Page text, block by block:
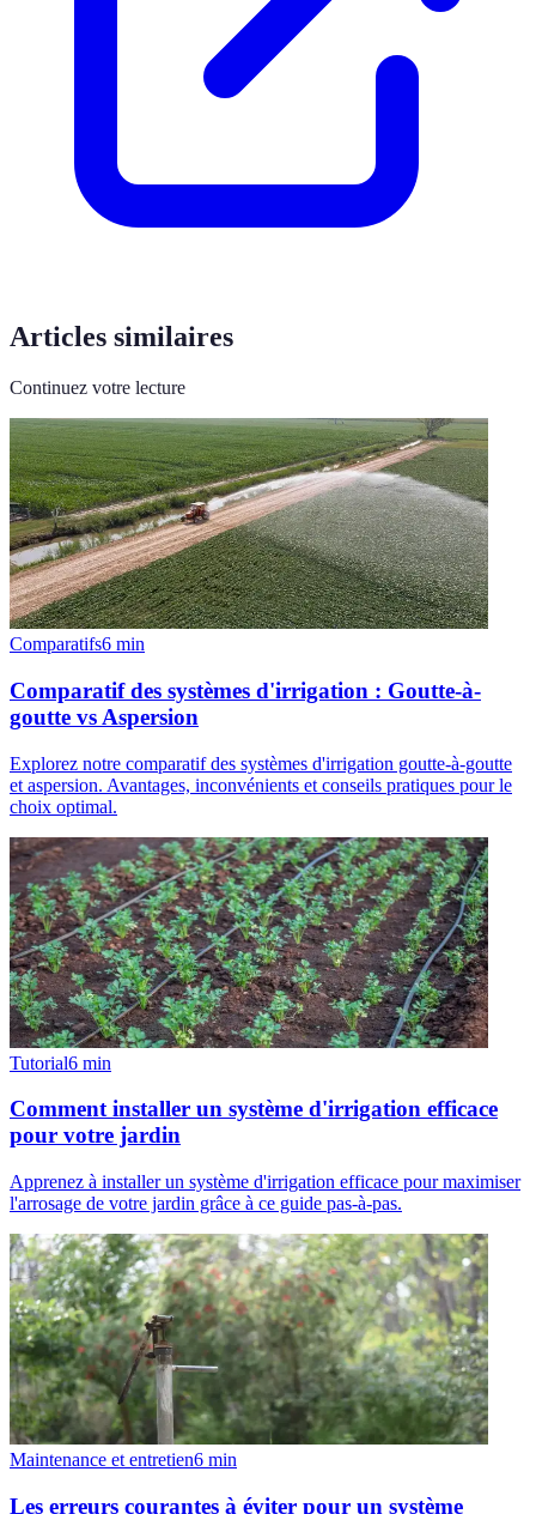
Articles similaires
Continuez votre lecture
Comparatifs6 min
Comparatif des systèmes d'irrigation : Goutte-à-
goutte vs Aspersion
Explorez notre comparatif des systèmes d'irrigation goutte-à-goutte
et aspersion. Avantages, inconvénients et conseils pratiques pour le
choix optimal.
Tutorial6 min
Comment installer un système d'irrigation efficace
pour votre jardin
Apprenez à installer un système d'irrigation efficace pour maximiser
l'arrosage de votre jardin grâce à ce guide pas-à-pas.
Maintenance et entretien6 min
Les erreurs courantes à éviter pour un système